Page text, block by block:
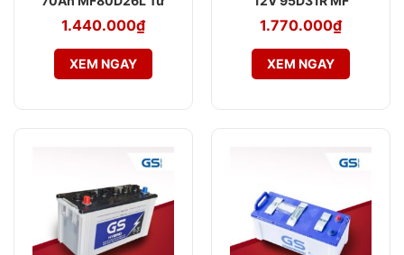
NAT Center
1.440.000₫
XEM NGAY
1.770.000₫
XEM NGAY